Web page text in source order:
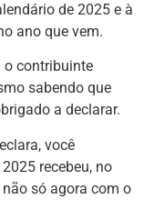
de 2025 e à
ano que vem.
o contribuinte
sabendo que
a declarar.
você
recebeu, no
só agora com o